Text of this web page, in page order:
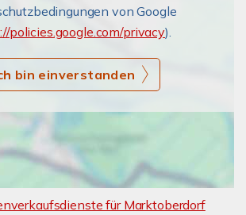
von Google
policies.google.com/privacy).
bin einverstanden
für Marktoberdorf